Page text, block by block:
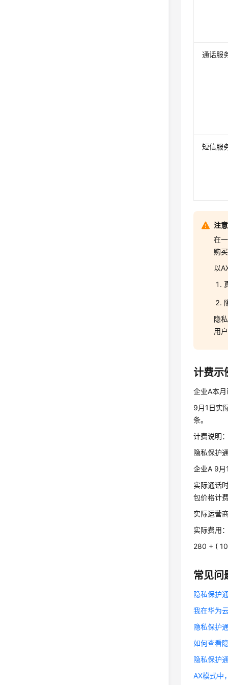
通话服
短信服
注意
在
购
以
隐
用
计费示
企业A本
9月1日实
条。
计费说明：
隐私保护
企业A 9月
实际通话
包价格计
实际运营
实际费用：
280 + (
常见问
隐私保护
我在华为
隐私保护
如何查看
隐私保护
AX模式中